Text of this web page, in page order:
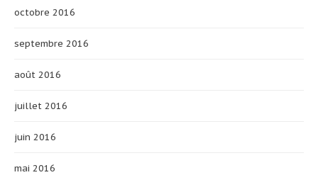
octobre 2016
septembre 2016
août 2016
juillet 2016
juin 2016
mai 2016